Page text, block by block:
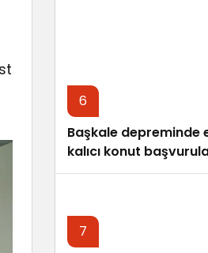
6
Başkale depreminde
kalıcı konut
7